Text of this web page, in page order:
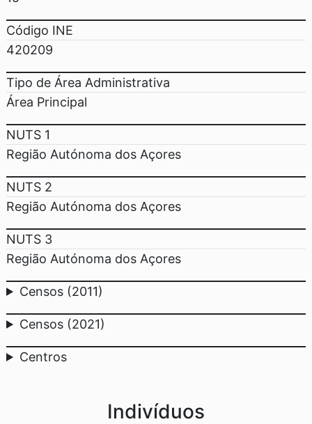
Código INE
420209
Tipo de Área Administrativa
Área Principal
NUTS 1
Região Autónoma dos Açores
NUTS 2
Região Autónoma dos Açores
NUTS 3
Região Autónoma dos Açores
Censos (2011)
Censos (2021)
Centros
Indivíduos